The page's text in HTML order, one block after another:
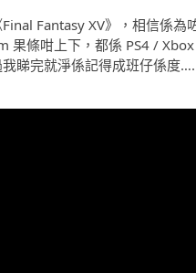
Fantasy XV》，相信係
果條咁上下，都係 PS4 /
我睇完就淨係記得成班仔係